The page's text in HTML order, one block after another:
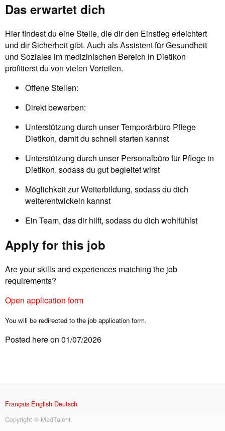
Das erwartet dich
Hier findest du eine Stelle, die dir den Einstieg erleichtert
und dir Sicherheit gibt. Auch als Assistent für Gesundheit
und Soziales im medizinischen Bereich in Dietikon
profitierst du von vielen Vorteilen.
Offene Stellen:
Direkt bewerben:
Unterstützung durch unser Temporärbüro Pflege
Dietikon, damit du schnell starten kannst
Unterstützung durch unser Personalbüro für Pflege in
Dietikon, sodass du gut begleitet wirst
Möglichkeit zur Weiterbildung, sodass du dich
weiterentwickeln kannst
Ein Team, das dir hilft, sodass du dich wohlfühlst
Apply for this job
Are your skills and experiences matching the job
requirements?
Open application form
You will be redirected to the job application form.
Posted here on 01/07/2026
Français English Deutsch
Copyright © MedTalent